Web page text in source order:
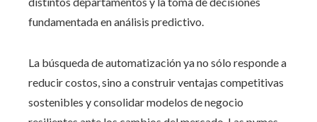
fundamentada en análisis predictivo.
La búsqueda de automatización ya no sólo responde a
reducir costos, sino a construir ventajas competitivas
sostenibles y consolidar modelos de negocio